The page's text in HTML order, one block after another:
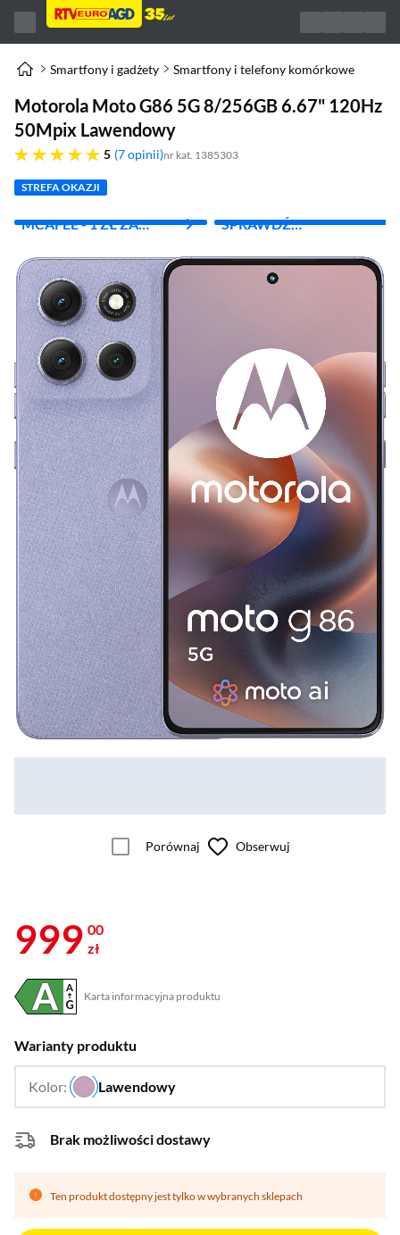
Smartfony i gadżety Smartfony i telefony komórkowe
Motorola Moto G86 5G 8/256GB 6.67" 120Hz
50Mpix Lawendowy
5
pięć gwiazdek 7 opinii nr kat. 1385303
STREFA OKAZJI
MCAFEE - 1 ZŁ ZA
SPRAWDŹ
Porównaj Obserwuj
999 00
zł
Karta informacyjna produktu
Plik w formacie pdf
(otworzy się w nowym oknie)
Warianty produktu
Kolor: Lawendowy
…
Brak możliwości dostawy
Ten produkt dostępny jest tylko w wybranych sklepach